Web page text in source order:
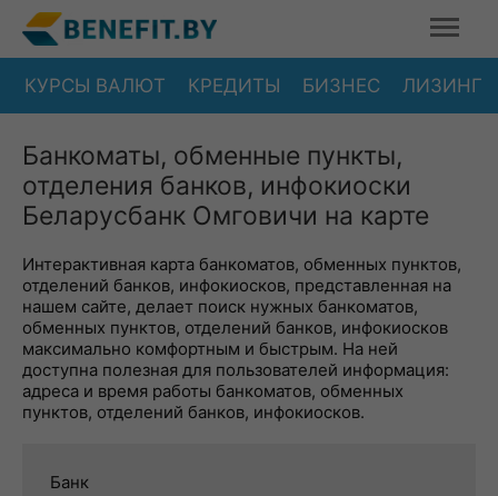
КУРСЫ ВАЛЮТ КРЕДИТЫ БИЗНЕС ЛИЗИНГ
Банкоматы, обменные пункты,
отделения банков, инфокиоски
Беларусбанк Омговичи на карте
Интерактивная карта банкоматов, обменных пунктов,
отделений банков, инфокиосков, представленная на
нашем сайте, делает поиск нужных банкоматов,
обменных пунктов, отделений банков, инфокиосков
максимально комфортным и быстрым. На ней
доступна полезная для пользователей информация:
адреса и время работы банкоматов, обменных
пунктов, отделений банков, инфокиосков.
Банк